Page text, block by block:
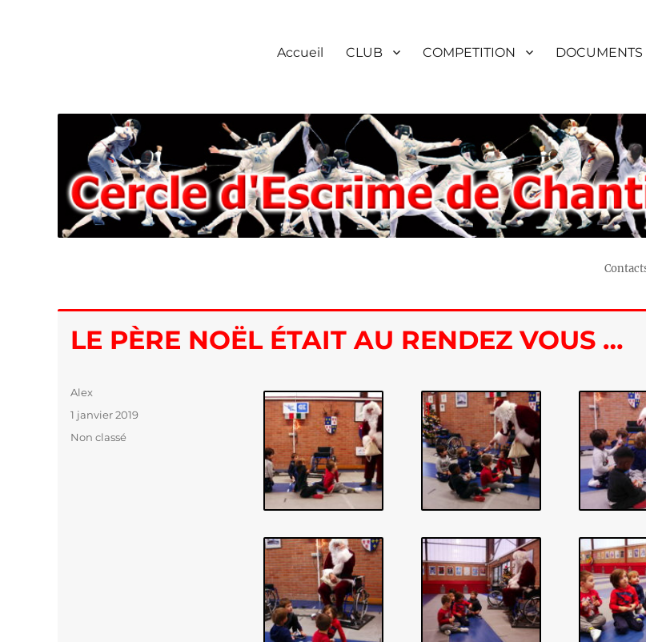
Accueil CLUB COMPETITION DOCUMENTS
LE PÈRE NOËL ÉTAIT AU RENDEZ VOUS …
Auteur
Alex
Publié
le
1 janvier 2019
Catégories
Non classé